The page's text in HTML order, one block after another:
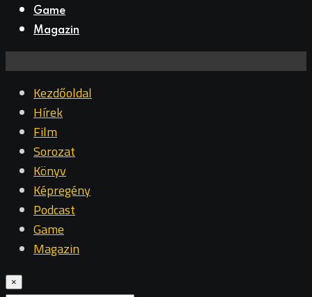
Game
Magazin
Kezdőoldal
Hírek
Film
Sorozat
Könyv
Képregény
Podcast
Game
Magazin
×